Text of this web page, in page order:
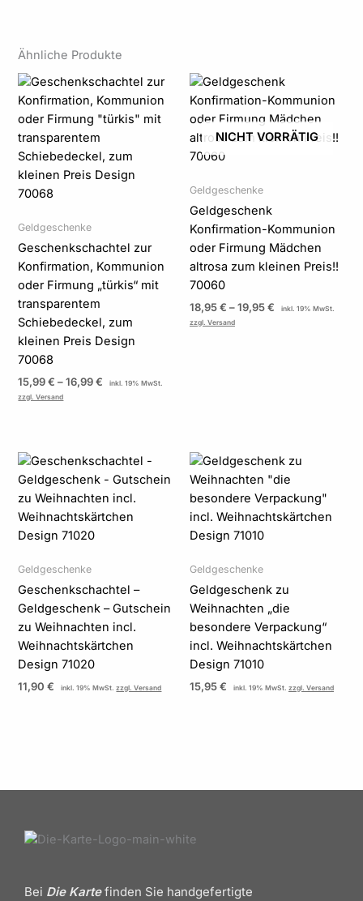
Ähnliche Produkte
Geldgeschenke
Geschenkschachtel zur
Konfirmation, Kommunion
oder Firmung „türkis“ mit
transparentem
Schiebedeckel, zum
kleinen Preis Design
70068
15,99€ –16,99€
Preisspanne:
15,99 €
bis
16,99 €
inkl. 19% MwSt.
zzgl. Versand
NICHT VORRÄTIG
Geldgeschenke
Geldgeschenk
Konfirmation-Kommunion
oder Firmung Mädchen
altrosa zum kleinen Preis!!
70060
18,95€ –19,95€
Preisspanne:
18,95 €
bis
19,95 €
inkl. 19% MwSt.
zzgl. Versand
Geldgeschenke
Geschenkschachtel –
Geldgeschenk – Gutschein
zu Weihnachten incl.
Weihnachtskärtchen
Design 71020
11,90€ inkl. 19% MwSt.zzgl. Versand
Geldgeschenke
Geldgeschenk zu
Weihnachten „die
besondere Verpackung“
incl. Weihnachtskärtchen
Design 71010
15,95€ inkl. 19% MwSt. zzgl. Versand
Bei Die Kartefinden Sie handgefertigte